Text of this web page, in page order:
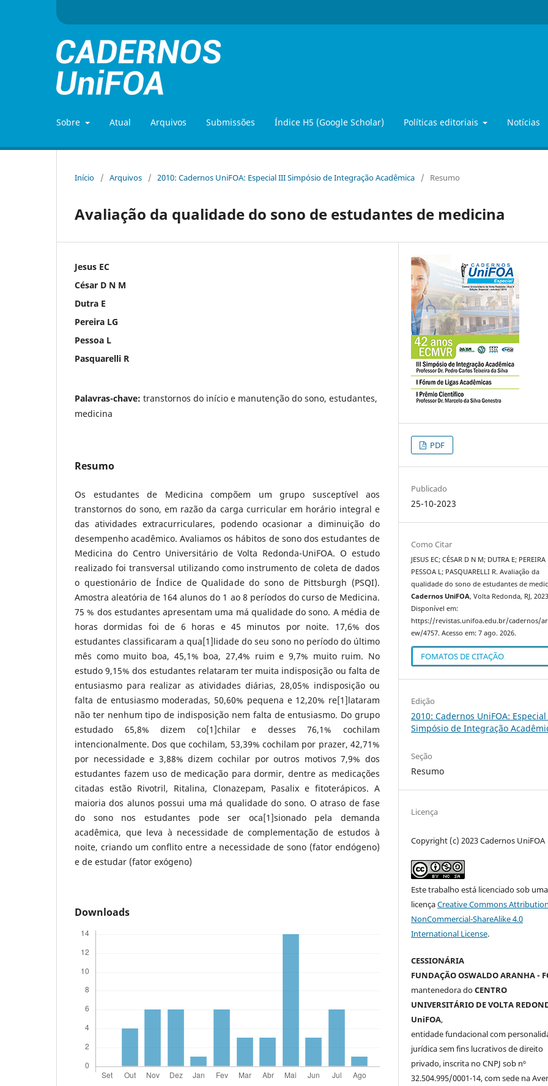
Sobre Atual Arquivos Submissões Índice H5 (Google Scholar) Políticas editoriais Notícias
Início / Arquivos / 2010: Cadernos UniFOA: Especial III Simpósio de Integração Acadêmica / Resumo
Avaliação da qualidade do sono de estudantes de medicina
Jesus EC
César D N M
Dutra E
Pereira LG
Pessoa L
Pasquarelli R
Palavras-chave: transtornos do início e manutenção do sono, estudantes,
medicina
Resumo
Os estudantes de Medicina compõem um grupo susceptível aos
transtornos do sono, em razão da carga curricular em horário integral e
das atividades extracurriculares, podendo ocasionar a diminuição do
desempenho acadêmico. Avaliamos os hábitos de sono dos estudantes de
Medicina do Centro Universitário de Volta Redonda-UniFOA. O estudo
realizado foi transversal utilizando como instrumento de coleta de dados
o questionário de Índice de Qualidade do sono de Pittsburgh (PSQI).
Amostra aleatória de 164 alunos do 1 ao 8 períodos do curso de Medicina.
75 % dos estudantes apresentam uma má qualidade do sono. A média de
horas dormidas foi de 6 horas e 45 minutos por noite. 17,6% dos
estudantes classificaram a qua[1]lidade do seu sono no período do último
mês como muito boa, 45,1% boa, 27,4% ruim e 9,7% muito ruim. No
estudo 9,15% dos estudantes relataram ter muita indisposição ou falta de
entusiasmo para realizar as atividades diárias, 28,05% indisposição ou
falta de entusiasmo moderadas, 50,60% pequena e 12,20% re[1]lataram
não ter nenhum tipo de indisposição nem falta de entusiasmo. Do grupo
estudado 65,8% dizem co[1]chilar e desses 76,1% cochilam
intencionalmente. Dos que cochilam, 53,39% cochilam por prazer, 42,71%
por necessidade e 3,88% dizem cochilar por outros motivos 7,9% dos
estudantes fazem uso de medicação para dormir, dentre as medicações
citadas estão Rivotril, Ritalina, Clonazepam, Pasalix e fitoterápicos. A
maioria dos alunos possui uma má qualidade do sono. O atraso de fase
do sono nos estudantes pode ser oca[1]sionado pela demanda
acadêmica, que leva à necessidade de complementação de estudos à
noite, criando um conflito entre a necessidade de sono (fator endógeno)
e de estudar (fator exógeno)
Downloads
PDF
Publicado
25-10-2023
Como Citar
JESUS EC; CÉSAR D N M; DUTRA E; PEREIRA
PESSOA L; PASQUARELLI R. Avaliação da
qualidade do sono de estudantes de
Cadernos UniFOA, Volta Redonda, RJ,
Disponível em:
https://revistas.unifoa.edu.br/cadernos/
ew/4757. Acesso em: 7 ago. 2026.
FOMATOS DE CITAÇÃO
Edição
2010: Cadernos UniFOA:
Simpósio de Integração
Seção
Resumo
Licença
Copyright (c) 2023 Cadernos UniFOA
Este trabalho está licenciado sob uma
licençaCreative Commons
NonCommercial-ShareAlike 4.0
International License.
CESSIONÁRIA
FUNDAÇÃO OSWALDO ARANHA -
mantenedora doCENTRO
UNIVERSITÁRIO DE VOLTA
UniFOA,
entidade fundacional com
jurídica sem fins lucrativos de direito
privado, inscrita no CNPJ sob nº
32.504.995/0001-14, com sede na